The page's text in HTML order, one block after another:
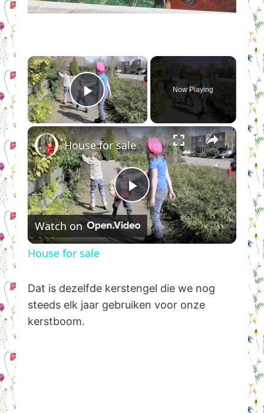
×
Play Video
Now Playing
×
Play
Video
House for sale
Watch on
House for sale
Dat is dezelfde kerstengel die we nog
steeds elk jaar gebruiken voor onze
kerstboom.